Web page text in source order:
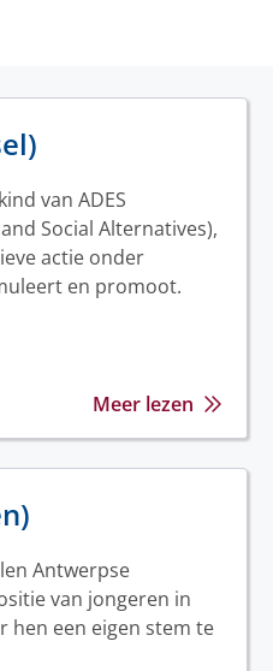
van ADES
Social Alternatives),
actie onder
en promoot.
Meer lezen
Antwerpse
van jongeren in
hen een eigen stem te